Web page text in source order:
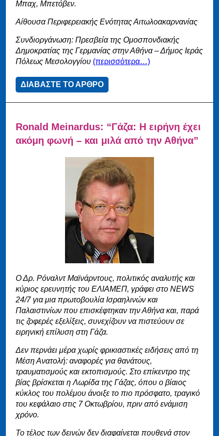
Μπαχ, Μπετόβεν.
Αίθουσα Περιφερειακής Ενότητας Αιτωλοακαρνανίας
Συνδιοργάνωση: Πρεσβεία της Ομοσπονδιακής
Δημοκρατίας της Γερμανίας στην Αθήνα – Δήμος Ιεράς
Πόλεως Μεσολογγίου (περισσότερα…)
ΔΙΑΒΑΣΤΕ ΤΟ ΑΡΘΡΟ
Ronald Meinardus: “Γάζα: Η ειρήνη έχει
ακόμη φωνή – και μιλά από την Αθήνα”
Ο Δρ. Ρόναλντ Μαϊνάρντους, πολιτικός αναλυτής και
κύριος ερευνητής του ΕΛΙΑΜΕΠ, γράφει στο NEWS
24/7 για μια πρωτοβουλία Ισραηλινών και
Παλαιστινίων που επισκέφτηκαν την Αθήνα και, παρά
τις ζοφερές εξελίξεις, συνεχίζουν να πιστεύουν σε
ειρηνική επίλυση στη Γάζα.
Δεν περνάει μέρα χωρίς φρικιαστικές ειδήσεις από τη
Μέση Ανατολή: αναφορές για θανάτους,
τραυματισμούς και εκτοπισμούς. Στο επίκεντρο της
βίας βρίσκεται η Λωρίδα της Γάζας, όπου ο βίαιος
κύκλος του πολέμου άνοιξε το πιο πρόσφατο, τραγικό
του κεφάλαιο στις 7 Οκτωβρίου, πριν από ενάμιση
χρόνο.
Το τέλος των δεινών δεν διαφαίνεται πουθενά στον